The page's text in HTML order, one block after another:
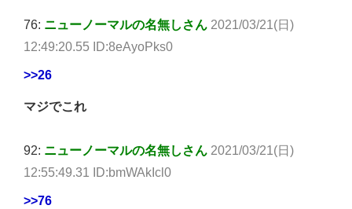
76: ニューノーマルの名無しさん 2021/03/21(日)
12:49:20.55 ID:8eAyoPks0
>>26
マジでこれ
92: ニューノーマルの名無しさん 2021/03/21(日)
12:55:49.31 ID:bmWAkIcl0
>>76